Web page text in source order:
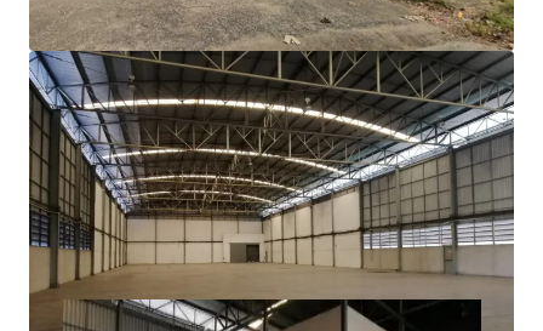
3 phase electric power​
Ample parking area
21.7 km. to Suvarnabhumi Airport
1.6 km. to Teparak Interchange